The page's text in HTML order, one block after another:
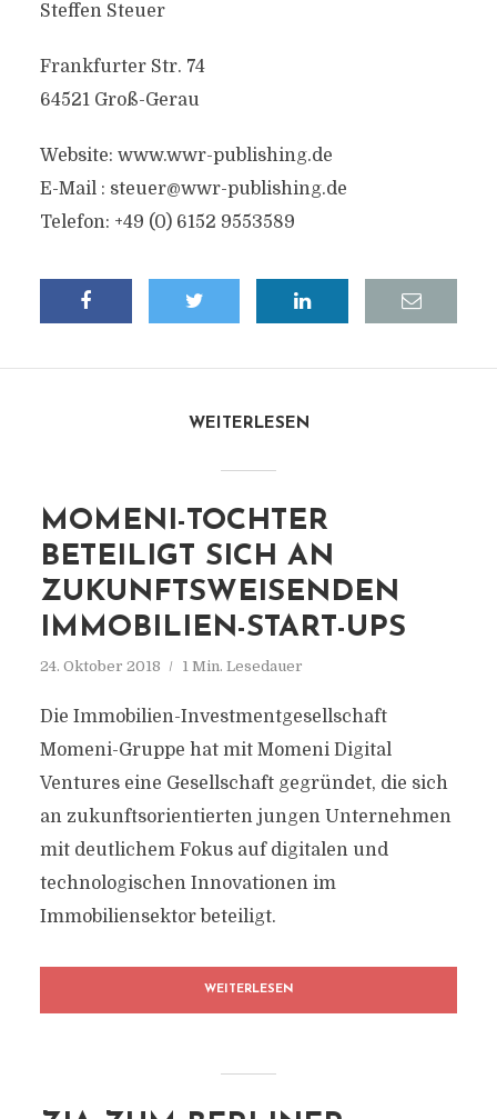
Steffen Steuer
Frankfurter Str. 74
64521 Groß-Gerau
Website: www.wwr-publishing.de
E-Mail : steuer@wwr-publishing.de
Telefon: +49 (0) 6152 9553589
WEITERLESEN
MOMENI-TOCHTER
BETEILIGT SICH AN
ZUKUNFTSWEISENDEN
IMMOBILIEN-START-UPS
24. Oktober 2018 1 Min. Lesedauer
Die Immobilien-Investmentgesellschaft
Momeni-Gruppe hat mit Momeni Digital
Ventures eine Gesellschaft gegründet, die sich
an zukunftsorientierten jungen Unternehmen
mit deutlichem Fokus auf digitalen und
technologischen Innovationen im
Immobiliensektor beteiligt.
WEITERLESEN